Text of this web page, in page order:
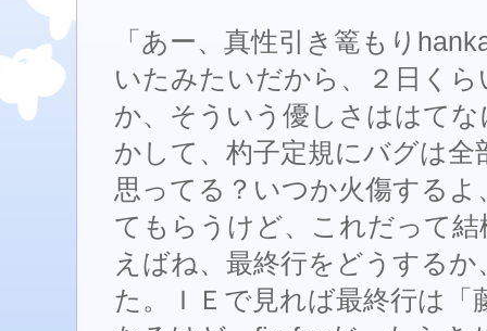
「あー、真性引き篭もり
いたみたいだから、２日く
か、そういう優しさははて
かして、杓子定規にバグは
思ってる？いつか火傷する
てもらうけど、これだって
えばね、最終行をどうする
た。ＩＥで見れば最終行は「